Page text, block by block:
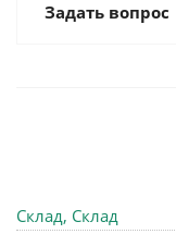
Задать вопрос
Склад, Склад